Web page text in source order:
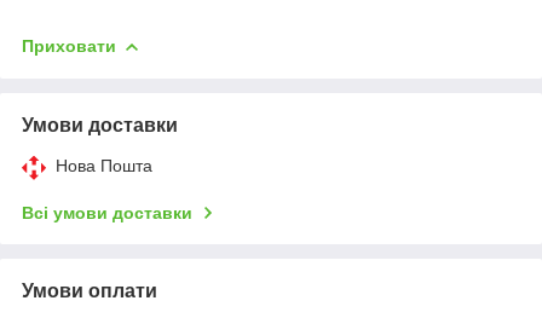
Приховати
Умови доставки
Нова Пошта
Всі умови доставки
Умови оплати